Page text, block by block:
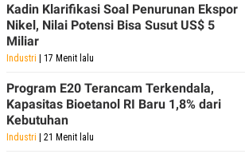
Kadin Klarifikasi Soal Penurunan Ekspor
Nikel, Nilai Potensi Bisa Susut US$ 5
Miliar
Industri | 17 Menit lalu
Program E20 Terancam Terkendala,
Kapasitas Bioetanol RI Baru 1,8% dari
Kebutuhan
Industri | 21 Menit lalu